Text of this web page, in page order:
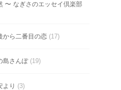
〜 なぎさのエッセイ倶楽部
から二番目の恋(17)
島さんぽ(19)
より (3)